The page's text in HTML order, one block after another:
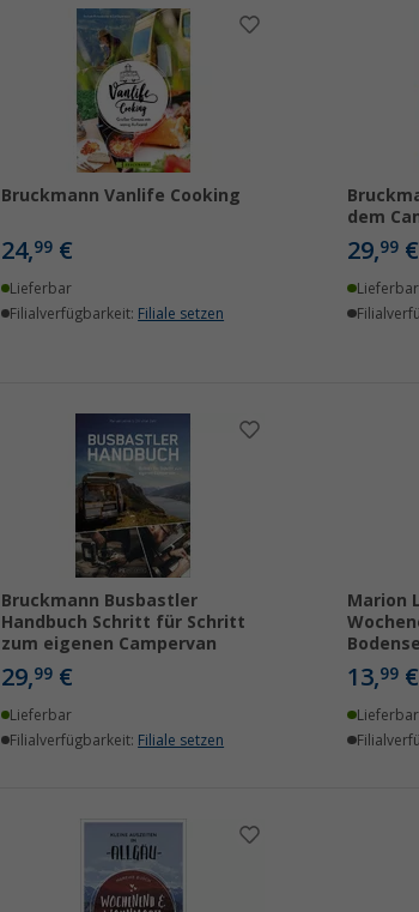
Bruckmann Vanlife Cooking
24,99€
Lieferbar
Filialverfügbarkeit: Filiale setzen
dem
29,99 €
Lieferbar
Bruckmann Busbastler
Handbuch Schritt für Schritt
zum eigenen Campervan
29,99€
Lieferbar
Filialverfügbarkeit: Filiale setzen
Marion
13,99 €
Lieferbar